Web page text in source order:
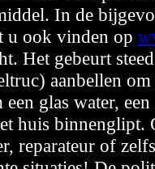
In de
u ook vinden op
Het gebeurt
aanbellen
een glas water,
huis binnenglipt.
reparateur of